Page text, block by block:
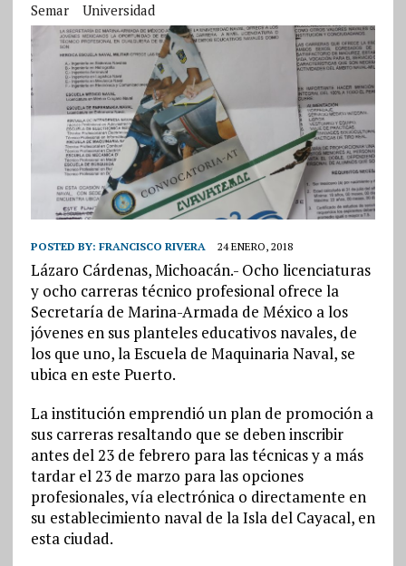
Semar
Universidad
POSTED BY: FRANCISCO RIVERA 24 ENERO, 2018
Lázaro Cárdenas, Michoacán.- Ocho licenciaturas
y ocho carreras técnico profesional ofrece la
Secretaría de Marina-Armada de México a los
jóvenes en sus planteles educativos navales, de
los que uno, la Escuela de Maquinaria Naval, se
ubica en este Puerto.
La institución emprendió un plan de promoción a
sus carreras resaltando que se deben inscribir
antes del 23 de febrero para las técnicas y a más
tardar el 23 de marzo para las opciones
profesionales, vía electrónica o directamente en
su establecimiento naval de la Isla del Cayacal, en
esta ciudad.